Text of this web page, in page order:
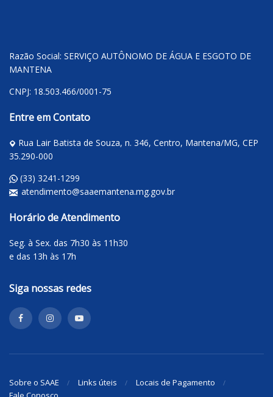
Razão Social: SERVIÇO AUTÔNOMO DE ÁGUA E ESGOTO DE
MANTENA
CNPJ: 18.503.466/0001-75
Entre em Contato
Rua Lair Batista de Souza, n. 346, Centro, Mantena/MG, CEP
35.290-000
(33) 3241-1299
atendimento@saaemantena.mg.gov.br
Horário de Atendimento
Seg. à Sex. das 7h30 às 11h30
e das 13h às 17h
Siga nossas redes
Sobre o SAAE Links úteis
Locais de Pagamento